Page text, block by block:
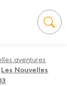
aventures
Les Nouvelles